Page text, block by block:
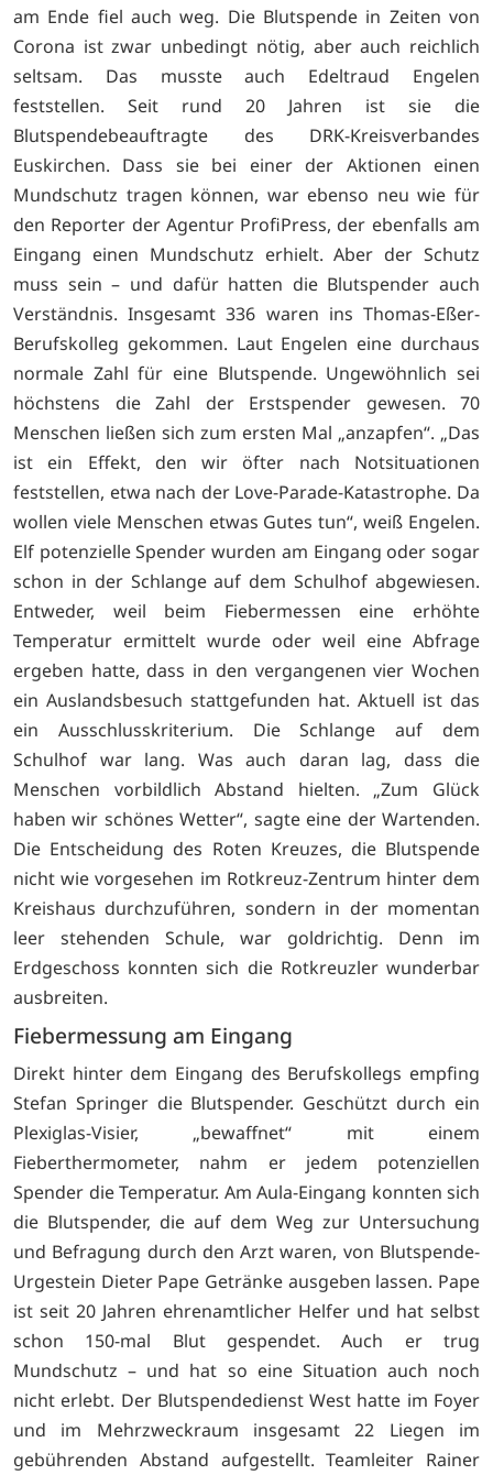
am Ende fiel auch weg. Die Blutspende in Zeiten von
Corona ist zwar unbedingt nötig, aber auch reichlich
seltsam. Das musste auch Edeltraud Engelen
feststellen. Seit rund 20 Jahren ist sie die
Blutspendebeauftragte des DRK-Kreisverbandes
Euskirchen. Dass sie bei einer der Aktionen einen
Mundschutz tragen können, war ebenso neu wie für
den Reporter der Agentur ProfiPress, der ebenfalls am
Eingang einen Mundschutz erhielt. Aber der Schutz
muss sein – und dafür hatten die Blutspender auch
Verständnis. Insgesamt 336 waren ins Thomas-Eßer-
Berufskolleg gekommen. Laut Engelen eine durchaus
normale Zahl für eine Blutspende. Ungewöhnlich sei
höchstens die Zahl der Erstspender gewesen. 70
Menschen ließen sich zum ersten Mal „anzapfen“. „Das
ist ein Effekt, den wir öfter nach Notsituationen
feststellen, etwa nach der Love-Parade-Katastrophe. Da
wollen viele Menschen etwas Gutes tun“, weiß Engelen.
Elf potenzielle Spender wurden am Eingang oder sogar
schon in der Schlange auf dem Schulhof abgewiesen.
Entweder, weil beim Fiebermessen eine erhöhte
Temperatur ermittelt wurde oder weil eine Abfrage
ergeben hatte, dass in den vergangenen vier Wochen
ein Auslandsbesuch stattgefunden hat. Aktuell ist das
ein Ausschlusskriterium. Die Schlange auf dem
Schulhof war lang. Was auch daran lag, dass die
Menschen vorbildlich Abstand hielten. „Zum Glück
haben wir schönes Wetter“, sagte eine der Wartenden.
Die Entscheidung des Roten Kreuzes, die Blutspende
nicht wie vorgesehen im Rotkreuz-Zentrum hinter dem
Kreishaus durchzuführen, sondern in der momentan
leer stehenden Schule, war goldrichtig. Denn im
Erdgeschoss konnten sich die Rotkreuzler wunderbar
ausbreiten.
Fiebermessung am Eingang
Direkt hinter dem Eingang des Berufskollegs empfing
Stefan Springer die Blutspender. Geschützt durch ein
Plexiglas-Visier, „bewaffnet“ mit einem
Fieberthermometer, nahm er jedem potenziellen
Spender die Temperatur. Am Aula-Eingang konnten sich
die Blutspender, die auf dem Weg zur Untersuchung
und Befragung durch den Arzt waren, von Blutspende-
Urgestein Dieter Pape Getränke ausgeben lassen. Pape
ist seit 20 Jahren ehrenamtlicher Helfer und hat selbst
schon 150-mal Blut gespendet. Auch er trug
Mundschutz – und hat so eine Situation auch noch
nicht erlebt. Der Blutspendedienst West hatte im Foyer
und im Mehrzweckraum insgesamt 22 Liegen im
gebührenden Abstand aufgestellt. Teamleiter Rainer